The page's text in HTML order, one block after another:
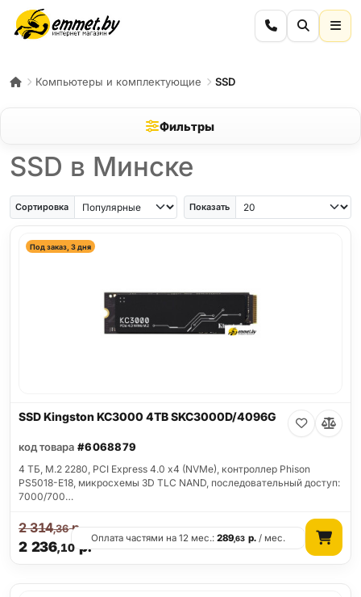
Компьютеры и комплектующие SSD
Фильтры
SSD в Минске
Сортировка Показать
Под заказ, 3 дня
SSD Kingston KC3000 4TB SKC3000D/4096G
код товара #6068879
4 ТБ, M.2 2280, PCI Express 4.0 x4 (NVMe), контроллер Phison
PS5018-E18, микросхемы 3D TLC NAND, последовательный доступ:
7000/700…
2 236,10 р.
2 314,36р.
Оплата частями на 12 мес.:289,63 р./ мес.